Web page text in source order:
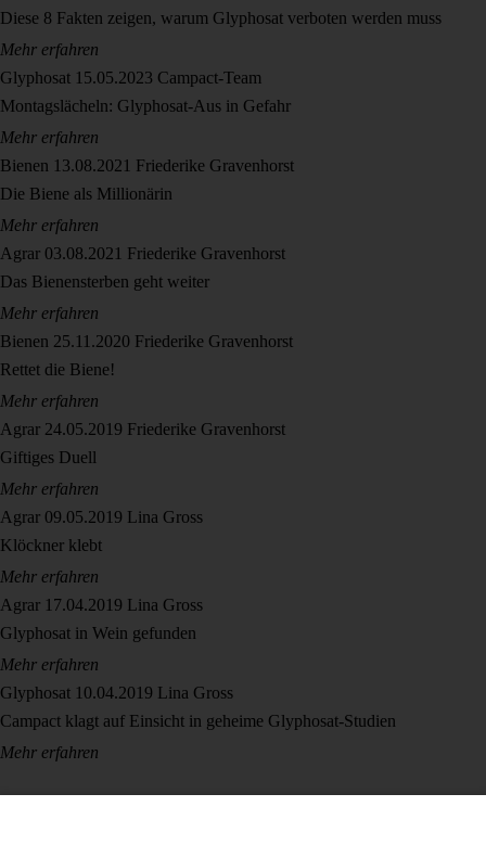
Diese 8 Fakten zeigen, warum Glyphosat verboten werden muss
Mehr erfahren
Glyphosat 15.05.2023 Campact-Team
Montagslächeln: Glyphosat-Aus in Gefahr
Mehr erfahren
Bienen 13.08.2021 Friederike Gravenhorst
Die Biene als Millionärin
Mehr erfahren
Agrar 03.08.2021 Friederike Gravenhorst
Das Bienensterben geht weiter
Mehr erfahren
Bienen 25.11.2020 Friederike Gravenhorst
Rettet die Biene!
Mehr erfahren
Agrar 24.05.2019 Friederike Gravenhorst
Giftiges Duell
Mehr erfahren
Agrar 09.05.2019 Lina Gross
Klöckner klebt
Mehr erfahren
Agrar 17.04.2019 Lina Gross
Glyphosat in Wein gefunden
Mehr erfahren
Glyphosat 10.04.2019 Lina Gross
Campact klagt auf Einsicht in geheime Glyphosat-Studien
Mehr erfahren